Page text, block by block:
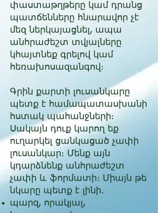
փաստաթղթերը կամ դրանց
պատճենները հնարավոր չէ
մեզ ներկայացնել, ապա
անհրաժեշտ տվյալները
կհայտնեք գրելով կամ
հեռախոսազանգով։​
Գրին քարտի լուսանկարը
պետք է համապատասխանի
հստակ պահանջների։
Սակայն դուք կարող եք
ուղարկել ցանկացած չափի
լուսանկար։ Մենք այն
կդարձնենք անհրաժեշտ
չափի և ֆորմատի։ Միայն թե
նկարը պետք է լինի․
պարզ, որակյալ,